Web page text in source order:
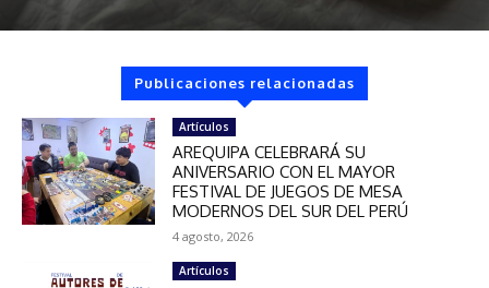
Publicaciones relacionadas
Artículos
AREQUIPA CELEBRARÁ SU
ANIVERSARIO CON EL MAYOR
FESTIVAL DE JUEGOS DE MESA
MODERNOS DEL SUR DEL PERÚ
4 agosto, 2026
Artículos